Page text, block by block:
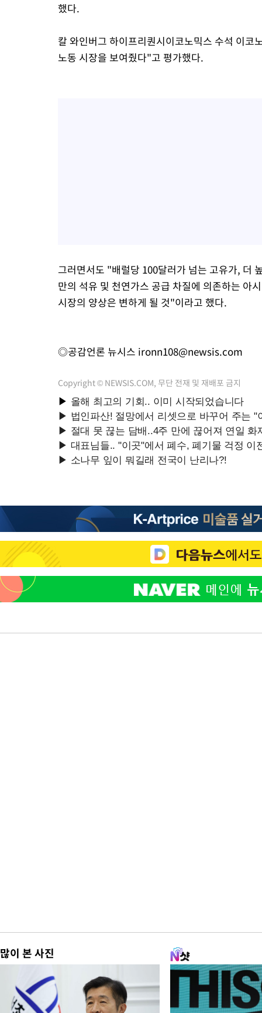
했다.
칼 와인버그 하이프리퀀시이코노믹스 수석 이
노동 시장을 보여줬다"고 평가했다.
그러면서도 "배럴당 100달러가 넘는 고유가, 더
만의 석유 및 천연가스 공급 차질에 의존하는 아
시장의 양상은 변하게 될 것"이라고 했다.
◎공감언론 뉴시스 ironn108@newsis.com
Copyright © NEWSIS.COM, 무단 전재 및 재배포 금지
많이 본 사진